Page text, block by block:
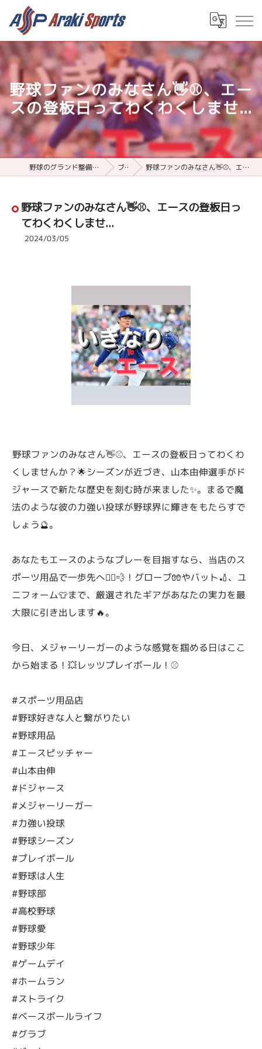
野球ファンのみなさん👋⚾️、エー
スの登板日ってわくわくしませ...
野球のグランド整備用品ならアラキスポーツ ブログ 野球ファンのみなさん👋⚾️、エースの登板日ってわくわくしませ...
野球ファンのみなさん👋⚾️、エースの登板日っ
てわくわくしませ...
2024/03/05
野球ファンのみなさん👋⚾️、エースの登板日ってわくわ
くしませんか？🌟シーズンが近づき、山本由伸選手がド
ジャースで新たな歴史を刻む時が来ました✨。まるで魔
法のような彼の力強い投球が野球界に輝きをもたらすで
しょう🔮。
あなたもエースのようなプレーを目指すなら、当店のス
ポーツ用品で一歩先へ🏃‍♂️💨！グローブ🧤やバット🏏、ユ
ニフォーム👕まで、厳選されたギアがあなたの実力を最
大限に引き出します🔥。
今日、メジャーリーガーのような感覚を掴める日はここ
から始まる！💥レッツプレイボール！⚾️
#スポーツ用品店
#野球好きな人と繋がりたい
#野球用品
#エースピッチャー
#山本由伸
#ドジャース
#メジャーリーガー
#力強い投球
#野球シーズン
#プレイボール
#野球は人生
#野球部
#高校野球
#野球愛
#野球少年
#ゲームデイ
#ホームラン
#ストライク
#ベースボールライフ
#グラブ